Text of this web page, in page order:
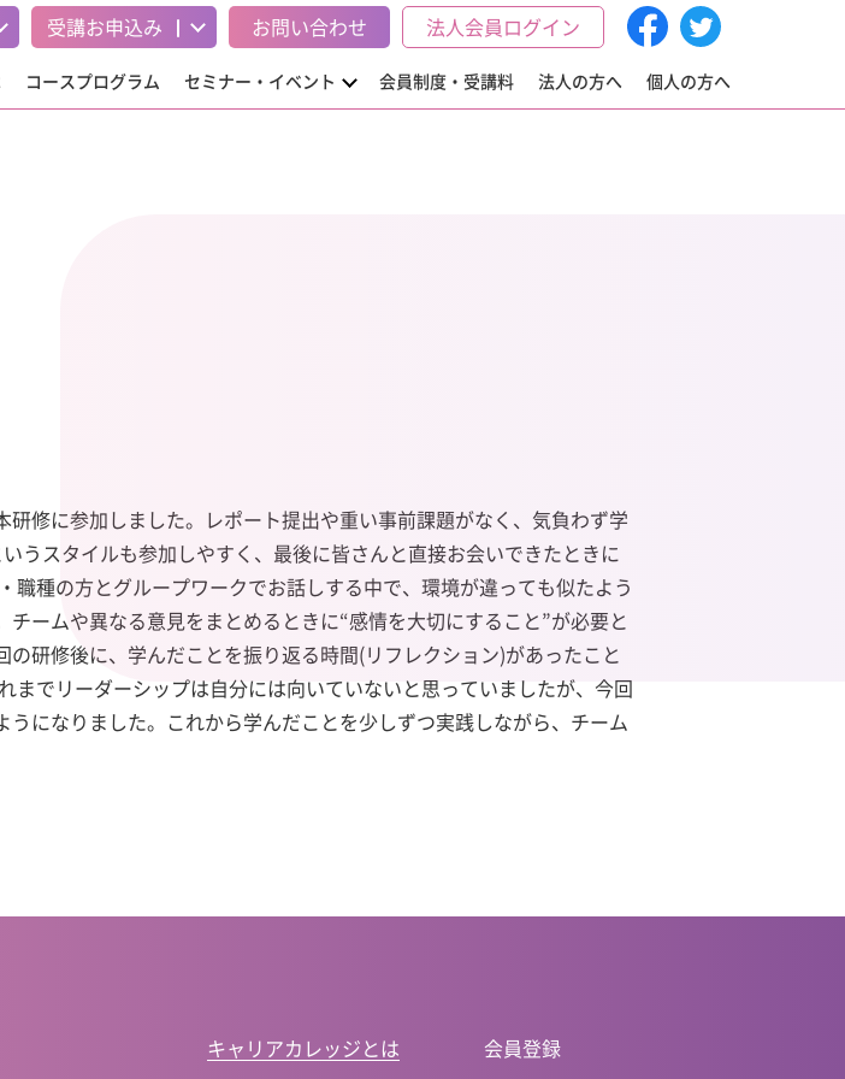
受講お申込み お問い合わせ 法人会員ログイン
コースプログラム セミナー・イベント 会員制度・受講料 法人の方へ 個人の方へ
修に参加しました。レポート提出や重い事前課題がなく、気負わず学
うスタイルも参加しやすく、最後に皆さんと直接お会いできたときに
種の方とグループワークでお話しする中で、環境が違っても似たよう
ームや異なる意見をまとめるときに“感情を大切にすること”が必要と
研修後に、学んだことを振り返る時間(リフレクション)があったこと
でリーダーシップは自分には向いていないと思っていましたが、今回
になりました。これから学んだことを少しずつ実践しながら、チーム
キャリアカレッジとは 会員登録